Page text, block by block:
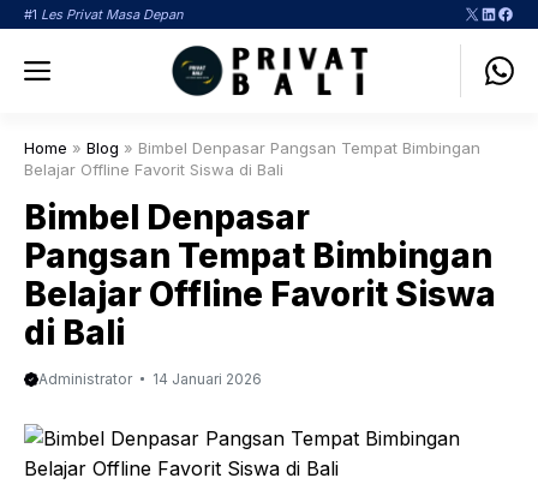
Langsung
#1 Les Privat Masa Depan X
Menu
Home » Blog » Bimbel Denpasar Pangsan Tempat Bimbingan
Belajar Offline Favorit Siswa di Bali
Bimbel Denpasar
Pangsan Tempat Bimbingan
Belajar Offline Favorit Siswa
di Bali
Administrator 14 Januari 2026